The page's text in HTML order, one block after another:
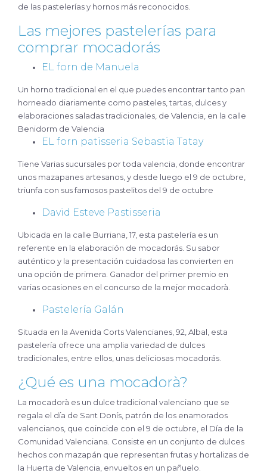
de las pastelerías y hornos más reconocidos.
Las mejores pastelerías para
comprar mocadorás
EL forn de Manuela
Un horno tradicional en el que puedes encontrar tanto pan
horneado diariamente como pasteles, tartas, dulces y
elaboraciones saladas tradicionales, de Valencia, en la calle
Benidorm de Valencia
EL forn patisseria Sebastia Tatay
Tiene Varias sucursales por toda valencia, donde encontrar
unos mazapanes artesanos, y desde luego el 9 de octubre,
triunfa con sus famosos pastelitos del 9 de octubre
David Esteve Pastisseria
Ubicada en la calle Burriana, 17, esta pastelería es un
referente en la elaboración de mocadorás. Su sabor
auténtico y la presentación cuidadosa las convierten en
una opción de primera. Ganador del primer premio en
varias ocasiones en el concurso de la mejor mocadorà.
Pastelería Galán
Situada en la Avenida Corts Valencianes, 92, Albal, esta
pastelería ofrece una amplia variedad de dulces
tradicionales, entre ellos, unas deliciosas mocadorás.
¿Qué es una mocadorà?
La mocadorà es un dulce tradicional valenciano que se
regala el día de Sant Donís, patrón de los enamorados
valencianos, que coincide con el 9 de octubre, el Día de la
Comunidad Valenciana. Consiste en un conjunto de dulces
hechos con mazapán que representan frutas y hortalizas de
la Huerta de Valencia, envueltos en un pañuelo.